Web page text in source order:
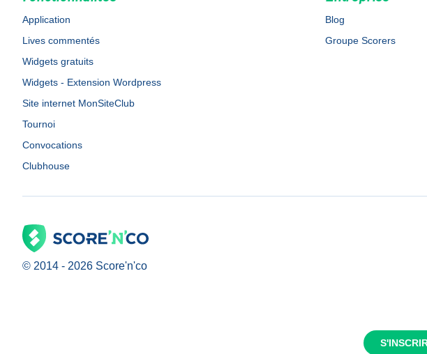
Application
Lives commentés
Widgets gratuits
Widgets - Extension Wordpress
Site internet MonSiteClub
Tournoi
Convocations
Clubhouse
Blog
Groupe Scorers
© 2014 - 2026 Score'n'co